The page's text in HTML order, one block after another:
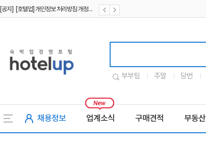
[공지] [호텔업] 개인정보 처리방침 개정본1 (19.09.02)
부부팀 주말 당번
채용정보 업계소식 구매견적 부동산